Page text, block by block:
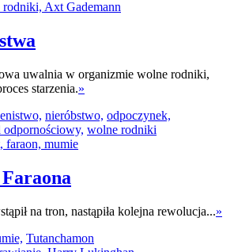
uwalnia w organizmie wolne rodniki,
starzenia.»
nieróbstwo, odpoczynek,
odpornościowy, wolne rodniki
na tron, nastąpiła kolejna rewolucja...»
Tutanchamon